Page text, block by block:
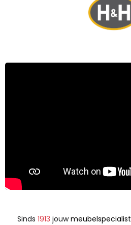
Sinds 1913 jouwmeubelspecialist